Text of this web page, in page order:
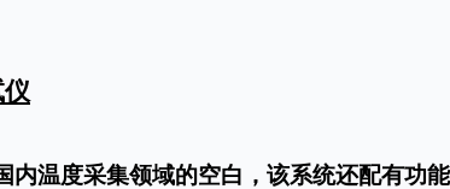
仪
温度采集领域的空白，该系统还配有功